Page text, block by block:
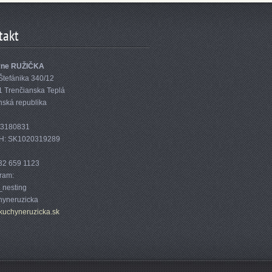
RUŽIČKA
340/12
Trenčianska Teplá
republika
SK1020319289
659 1123
hyneruzicka.sk